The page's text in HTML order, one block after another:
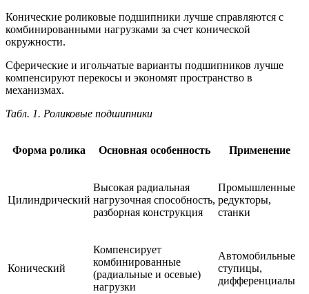
Конические роликовые подшипники лучше справляются с
комбинированными нагрузками за счет конической
окружности.
Сферические и игольчатые варианты подшипников лучше
компенсируют перекосы и экономят пространство в
механизмах.
Табл. 1. Роликовые подшипники
Форма ролика Основная особенность Применение
Цилиндрический
Высокая радиальная
нагрузочная способность,
разборная конструкция
Промышленные
редукторы,
станки
Конический
Компенсирует
комбинированные
(радиальные и осевые)
нагрузки
Автомобильные
ступицы,
дифференциалы